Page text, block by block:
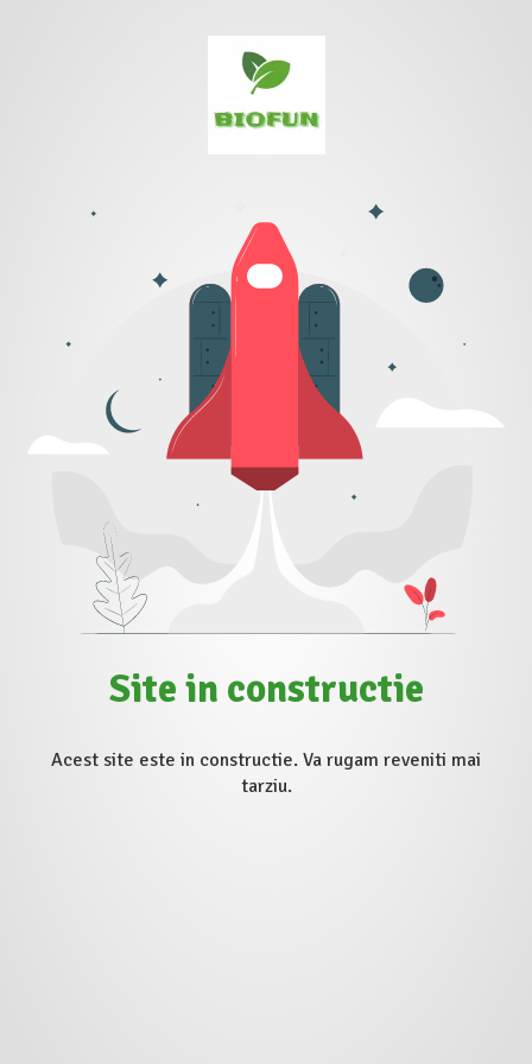
Site in constructie
Acest site este in constructie. Va rugam reveniti mai
tarziu.